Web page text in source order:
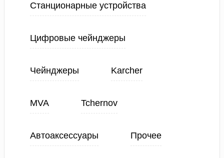
Станционарные устройства
Цифровые чейнджеры
Чейнджеры Karcher
MVA Tchernov
Автоаксессуары Прочее